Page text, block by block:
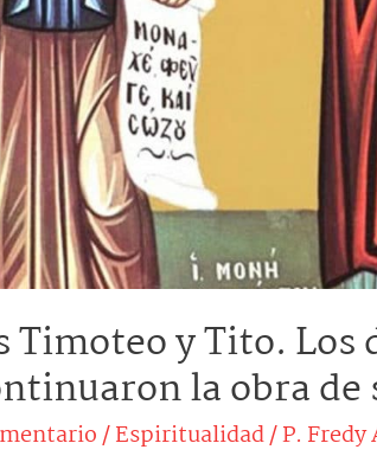
Timoteo y Tito. Los
la obra de
/Espiritualidad/P.